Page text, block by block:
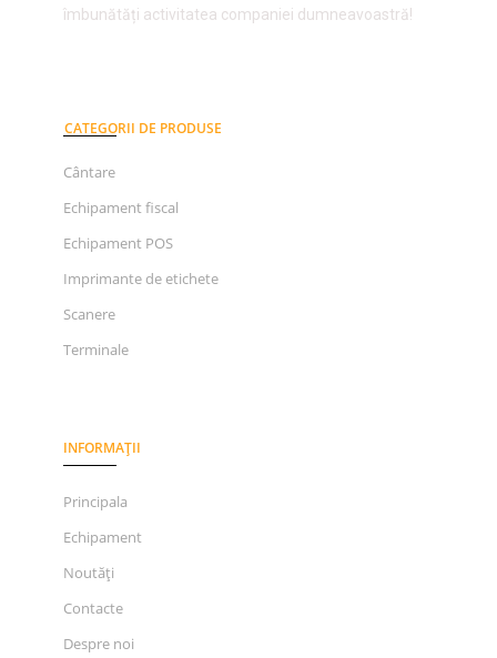
îmbunătăți activitatea companiei dumneavoastră!
CATEGORII DE PRODUSE
Cântare
Echipament fiscal
Echipament POS
Imprimante de etichete
Scanere
Terminale
INFORMAȚII
Principala
Echipament
Noutăți
Contacte
Despre noi